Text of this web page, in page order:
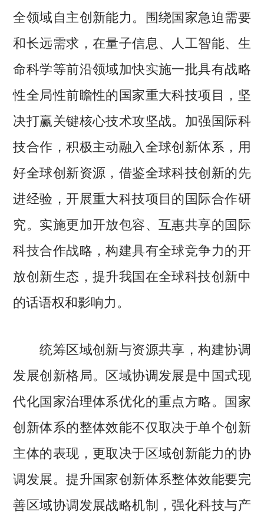
全领域自主创新能力。围绕国家急迫需要
和长远需求，在量子信息、人工智能、生
命科学等前沿领域加快实施一批具有战略
性全局性前瞻性的国家重大科技项目，坚
决打赢关键核心技术攻坚战。加强国际科
技合作，积极主动融入全球创新体系，用
好全球创新资源，借鉴全球科技创新的先
进经验，开展重大科技项目的国际合作研
究。实施更加开放包容、互惠共享的国际
科技合作战略，构建具有全球竞争力的开
放创新生态，提升我国在全球科技创新中
的话语权和影响力。
统筹区域创新与资源共享，构建协调
发展创新格局。区域协调发展是中国式现
代化国家治理体系优化的重点方略。国家
创新体系的整体效能不仅取决于单个创新
主体的表现，更取决于区域创新能力的协
调发展。提升国家创新体系整体效能要完
善区域协调发展战略机制，强化科技与产